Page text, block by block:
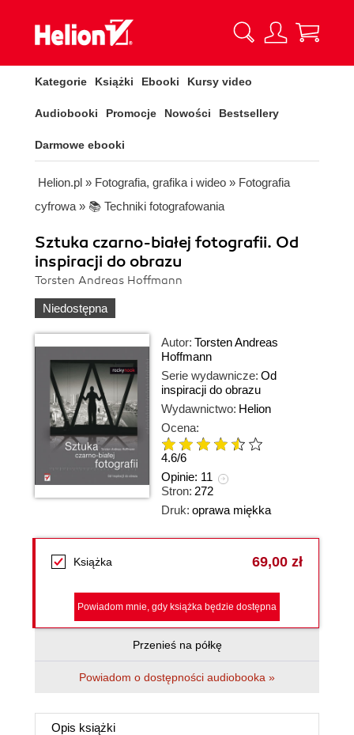
Kategorie Książki Ebooki Kursy video
Audiobooki Promocje Nowości Bestsellery
Darmowe ebooki
Helion.pl » Fotografia, grafika i wideo » Fotografia
cyfrowa » 📚 Techniki fotografowania
Sztuka czarno-białej fotografii. Od
inspiracji do obrazu
Torsten Andreas Hoffmann
Niedostępna
Autor: Torsten Andreas
Hoffmann
Serie wydawnicze: Od
inspiracji do obrazu
Wydawnictwo: Helion
Ocena:
4.6/6
Opinie: 11
Stron: 272
Druk: oprawa miękka
Książka 69,00 zł
Powiadom mnie, gdy książka będzie dostępna
Przenieś na półkę
Powiadom o dostępności audiobooka »
Opis książki